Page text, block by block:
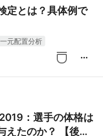
定とは？具体例で
一元配置分析
more_horiz
：選手の体格は
えたのか？ 【後